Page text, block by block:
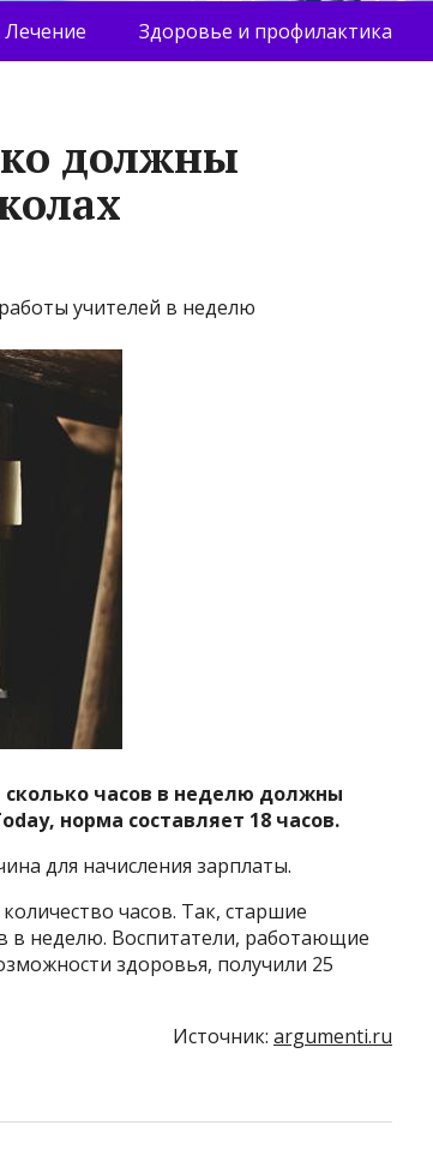
Лечение Здоровье и профилактика
должны
учителей в неделю
часов в неделю должны
норма составляет 18 часов.
для начисления зарплаты.
часов. Так, старшие
в неделю. Воспитатели, работающие
здоровья, получили 25
Источник: argumenti.ru